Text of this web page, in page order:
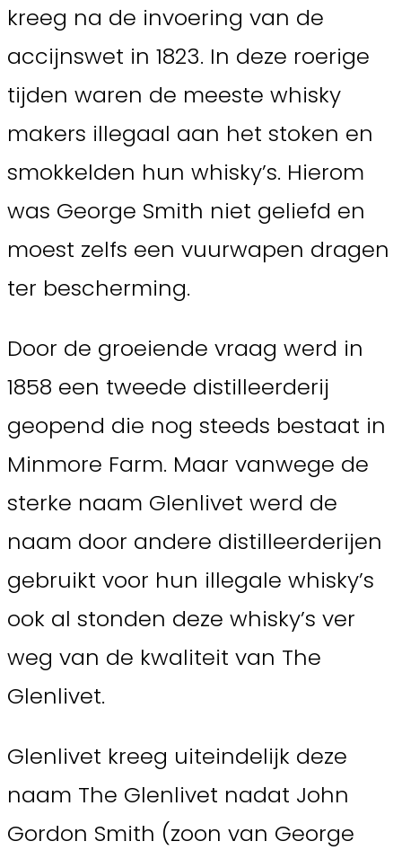
kreeg na de invoering van de
accijnswet in 1823. In deze roerige
tijden waren de meeste whisky
makers illegaal aan het stoken en
smokkelden hun whisky’s. Hierom
was George Smith niet geliefd en
moest zelfs een vuurwapen dragen
ter bescherming.
Door de groeiende vraag werd in
1858 een tweede distilleerderij
geopend die nog steeds bestaat in
Minmore Farm. Maar vanwege de
sterke naam Glenlivet werd de
naam door andere distilleerderijen
gebruikt voor hun illegale whisky’s
ook al stonden deze whisky’s ver
weg van de kwaliteit van The
Glenlivet.
Glenlivet kreeg uiteindelijk deze
naam The Glenlivet nadat John
Gordon Smith (zoon van George